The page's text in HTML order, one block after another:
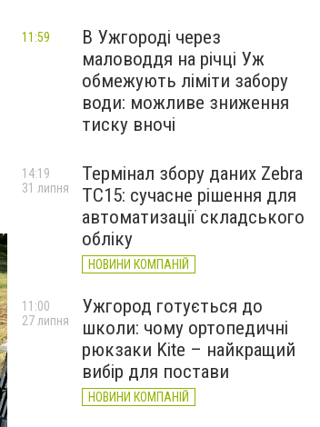
В Ужгороді через
маловоддя на річці Уж
обмежують ліміти забору
води: можливе зниження
тиску вночі
11:59
Термінал збору даних Zebra
TC15: сучасне рішення для
автоматизації складського
обліку
НОВИНИ КОМПАНІЙ
14:19
31 липня
Ужгород готується до
школи: чому ортопедичні
рюкзаки Kite – найкращий
вибір для постави
НОВИНИ КОМПАНІЙ
11:00
27 липня